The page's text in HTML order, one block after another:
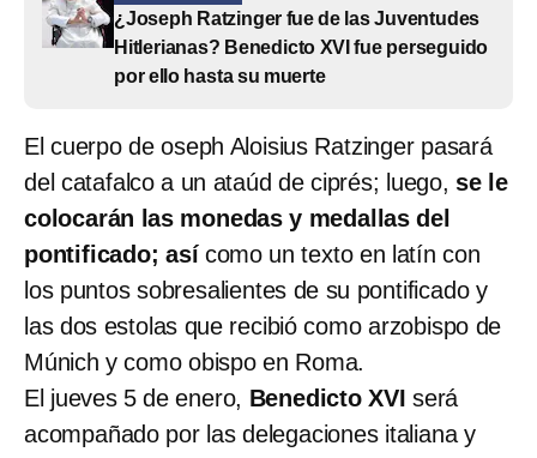
¿Joseph Ratzinger fue de las Juventudes
Hitlerianas? Benedicto XVI fue perseguido
por ello hasta su muerte
El cuerpo de oseph Aloisius Ratzinger pasará
del catafalco a un ataúd de ciprés; luego, se le
colocarán las monedas y medallas del
pontificado; así como un texto en latín con
los puntos sobresalientes de su pontificado y
las dos estolas que recibió como arzobispo de
Múnich y como obispo en Roma.
El jueves 5 de enero, Benedicto XVI será
acompañado por las delegaciones italiana y